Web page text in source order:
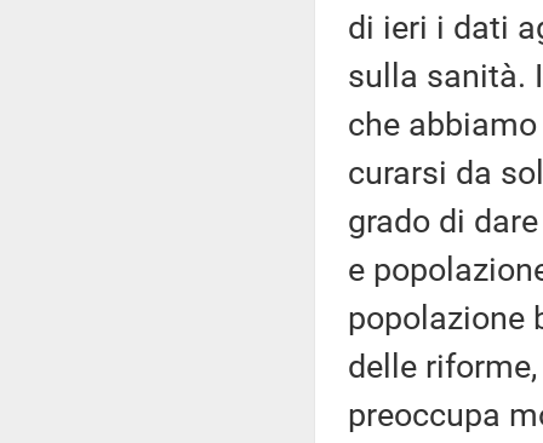
di ieri i dati
sulla sanità.
che
curarsi da
grado di
e
popolazione
delle
preoccupa